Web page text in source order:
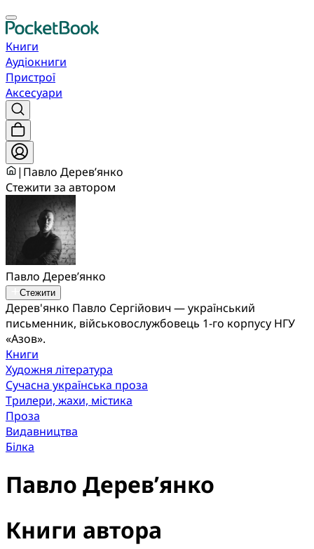
Книги
Аудіокниги
Пристрої
Аксесуари
| Павло Дерев’янко
Стежити за автором
Павло Дерев’янко
Стежити
Дерев'янко Павло Сергійович — український
письменник, військовослужбовець 1-го корпусу НГУ
«Азов».
Книги
Художня література
Сучасна українська проза
Трилери, жахи, містика
Проза
Видавництва
Білка
Павло Дерев’янко
Книги автора